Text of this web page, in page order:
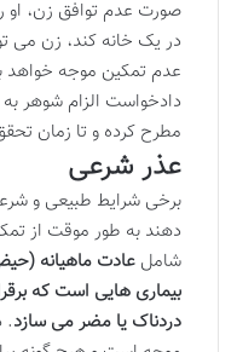
صورت عدم توافق زن، او
در یک خانه کند، زن می
عدم تمکین موجه خواهد
دادخواست الزام شوهر
مطرح کرده و تا زمان
عذر شرعی
برخی شرایط طبیعی و
دهند به طور موقت از
شامل عادت ماهیانه
بیماری هایی است که
دردناک یا مضر می سازد.